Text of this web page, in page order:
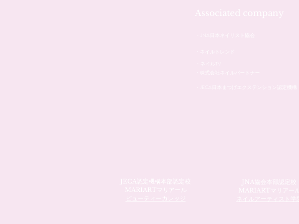
Associated company
・株式会社ネイルパートナー
・JECA日本まつげエクステンション認定機構
JECA認定機構本部認定校
MARIARTマリアール
ビューティーカレッジ
JNA協会本部認定校
MARIARTマリアール
ネイルアーティスト学院